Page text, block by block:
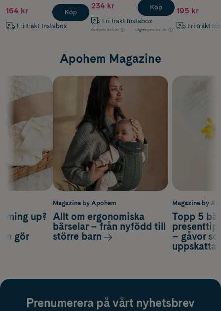
164 kr
Fri frakt Instabox
Köp
234 kr
Fri frakt Instabox
Ord.pris 339 kr Lägsta pris 237 kr
Köp 195 kr
Fri frakt
Apohem Magazine
Magazine by
Topp 5
– gåvor
up?
gör
Magazine by Apohem
Allt om ergonomiska
bärselar – från nyfödd till
större barn
Prenumerera på vårt nyhetsbrev